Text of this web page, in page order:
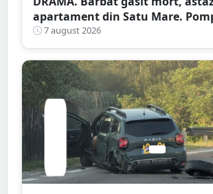
apartament din Satu Mare.
spart ușa
7 august 2026